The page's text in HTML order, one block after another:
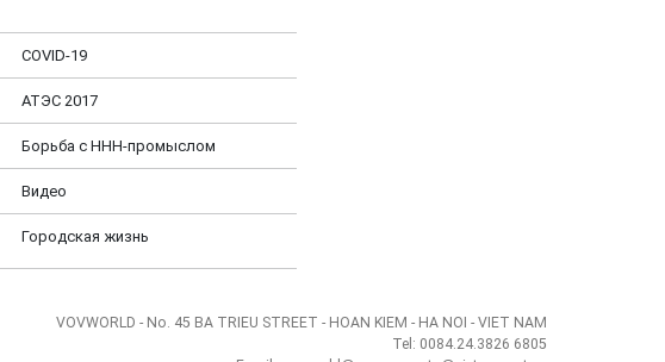
COVID-19
АТЭС 2017
Борьба с ННН-промыслом
Видео
Городская жизнь
VOVWORLD - No. 45 BA TRIEU STREET - HOAN KIEM - HA NOI - VIET NAM
Tel: 0084.24.3826 6805